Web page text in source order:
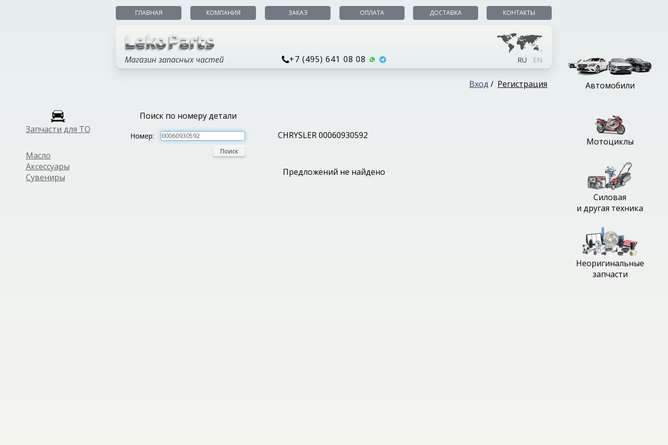
Запчасти для ТО
Масло
Аксессуары
Сувениры
ГЛАВНАЯ КОМПАНИЯ ЗАКАЗ ОПЛАТА ДОСТАВКА КОНТАКТЫ
Магазин запасных частей +7 (495) 641 08 08 RU EN
Вход / Регистрация
Поиск по номеру детали
Номер:
Поиск
CHRYSLER 00060930592
Предложений не найдено
Автомобили
Мотоциклы
Силовая
и другая техника
Неоригинальные
запчасти